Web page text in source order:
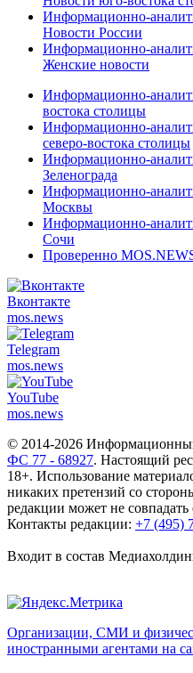
Информационно-
Новости России
Информационно-
Женские новости
Информационно-
востока столицы
Информационно-
северо-востока столицы
Информационно-
Зеленограда
Информационно-
Москвы
Информационно-
Сочи
Проверенно
Вконтакте
mos.news
Telegram
mos.news
YouTube
mos.news
© 2014-2026
ФС 77 - 68927. Настоящий
18+. Использование
никаких претензий со
редакции может не
Контакты редакции: +7 (495)
Входит в состав
Организации, СМИ и
иностранными агентами на